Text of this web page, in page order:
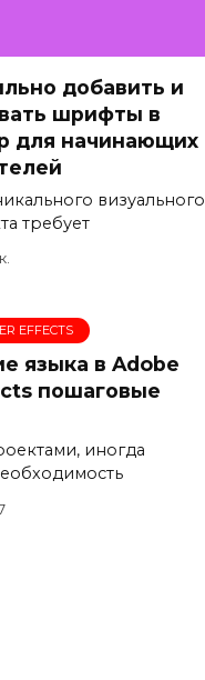
добавить и
шрифты в
для начинающих
визуального
требует
EFFECTS
языка в Adobe
пошаговые
иногда